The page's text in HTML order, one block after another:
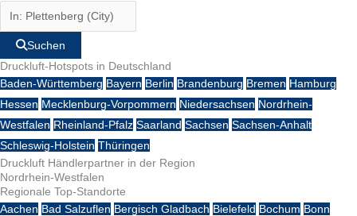
Suchen
Druckluft-Hotspots in Deutschland
Baden-Württemberg Bayern Berlin Brandenburg Bremen Hamburg
Hessen Mecklenburg-Vorpommern Niedersachsen Nordrhein-
Westfalen Rheinland-Pfalz Saarland Sachsen Sachsen-Anhalt
Schleswig-Holstein Thüringen
Druckluft Händlerpartner in der Region
Nordrhein-Westfalen
Regionale Top-Standorte
Aachen Bad Salzuflen Bergisch Gladbach Bielefeld Bochum Bonn